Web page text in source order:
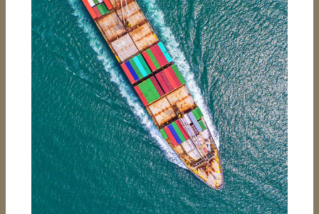
MAGAZIN UND ONLINE-
KAMPAGNE FÜR DIE TU
GRAZ
Was hält das Schiff auf dem Wasser?
Können wir der Artificial Intelligence
vertrauen, wenn sie unser Auto lenkt?
Antworten unter dem Titel
„Screenshots“ im Magazin und der
Online-Kampagne für die TU Graz.
MEHR ERFAHREN